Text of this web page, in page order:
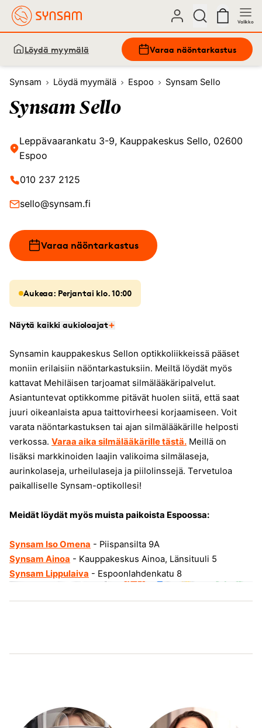
Valikko
Löydä myymälä Varaa näöntarkastus
Synsam Löydä myymälä Espoo Synsam Sello
Synsam Sello
Leppävaarankatu 3-9, Kauppakeskus Sello, 02600
Espoo
010 237 2125
sello@synsam.fi
Varaa näöntarkastus
Aukeaa: Perjantai klo. 10:00
Näytä kaikki aukioloajat
Synsamin kauppakeskus Sellon optikkoliikkeissä pääset
moniin erilaisiin näöntarkastuksiin. Meiltä löydät myös
kattavat Mehiläisen tarjoamat silmälääkäripalvelut.
Asiantuntevat optikkomme pitävät huolen siitä, että saat
juuri oikeanlaista apua taittovirheesi korjaamiseen. Voit
varata näöntarkastuksen tai ajan silmälääkärille helposti
verkossa. Varaa aika silmälääkärille tästä. Meillä on
lisäksi markkinoiden laajin valikoima silmälaseja,
aurinkolaseja, urheilulaseja ja piilolinssejä. Tervetuloa
paikalliselle Synsam-optikollesi!
Meidät löydät myös muista paikoista Espoossa:
Synsam Iso Omena - Piispansilta 9A
Synsam Ainoa - Kauppakeskus Ainoa, Länsituuli 5
Synsam Lippulaiva - Espoonlahdenkatu 8